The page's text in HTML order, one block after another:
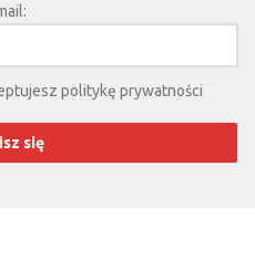
politykę prywatności